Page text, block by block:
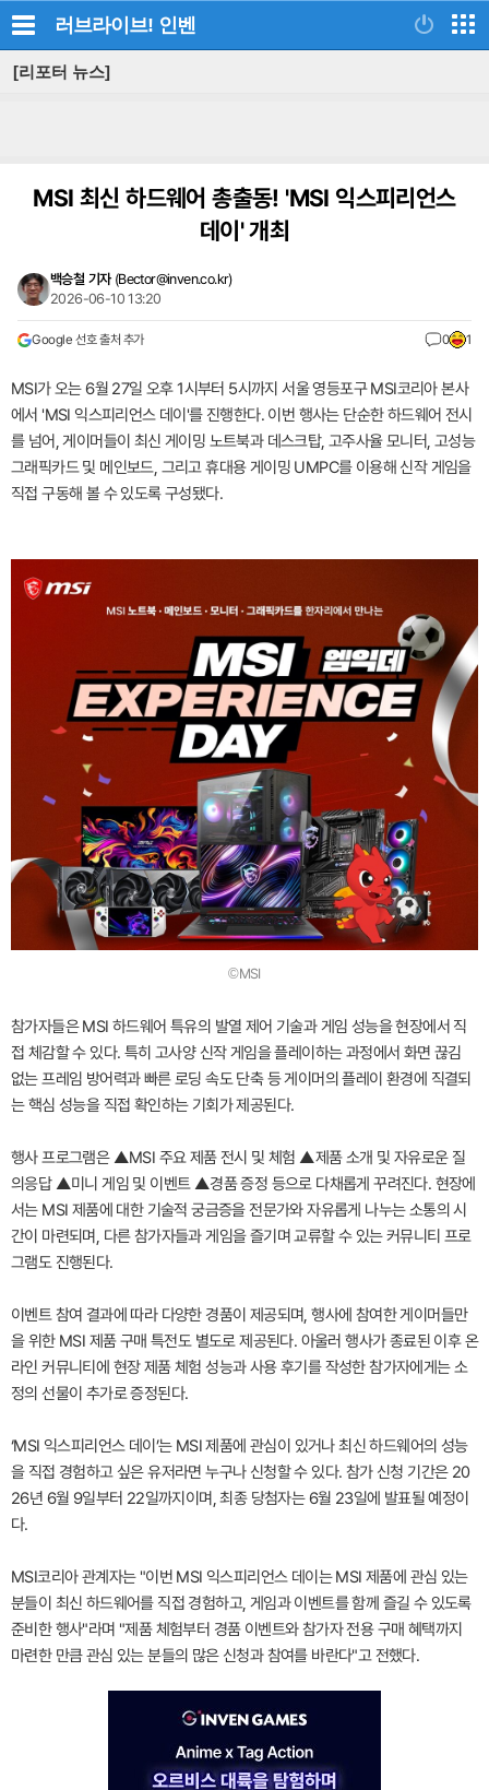
러브라이브! 인벤
[리포터 뉴스]
MSI 최신 하드웨어 총출동! 'MSI 익스피리언스
데이' 개최
백승철 기자 (Bector@inven.co.kr)
2026-06-10 13:20
Google 선호 출처 추가 0 1
MSI가 오는 6월 27일 오후 1시부터 5시까지 서울 영등포구 MSI코리아 본사
에서 'MSI 익스피리언스 데이'를 진행한다. 이번 행사는 단순한 하드웨어 전시
를 넘어, 게이머들이 최신 게이밍 노트북과 데스크탑, 고주사율 모니터, 고성능
그래픽카드 및 메인보드, 그리고 휴대용 게이밍 UMPC를 이용해 신작 게임을
직접 구동해 볼 수 있도록 구성됐다.
©MSI
참가자들은 MSI 하드웨어 특유의 발열 제어 기술과 게임 성능을 현장에서 직
접 체감할 수 있다. 특히 고사양 신작 게임을 플레이하는 과정에서 화면 끊김
없는 프레임 방어력과 빠른 로딩 속도 단축 등 게이머의 플레이 환경에 직결되
는 핵심 성능을 직접 확인하는 기회가 제공된다.
행사 프로그램은 ▲MSI 주요 제품 전시 및 체험 ▲제품 소개 및 자유로운 질
의응답 ▲미니 게임 및 이벤트 ▲경품 증정 등으로 다채롭게 꾸려진다. 현장에
서는 MSI 제품에 대한 기술적 궁금증을 전문가와 자유롭게 나누는 소통의 시
간이 마련되며, 다른 참가자들과 게임을 즐기며 교류할 수 있는 커뮤니티 프로
그램도 진행된다.
이벤트 참여 결과에 따라 다양한 경품이 제공되며, 행사에 참여한 게이머들만
을 위한 MSI 제품 구매 특전도 별도로 제공된다. 아울러 행사가 종료된 이후 온
라인 커뮤니티에 현장 제품 체험 성능과 사용 후기를 작성한 참가자에게는 소
정의 선물이 추가로 증정된다.
‘MSI 익스피리언스 데이’는 MSI 제품에 관심이 있거나 최신 하드웨어의 성능
을 직접 경험하고 싶은 유저라면 누구나 신청할 수 있다. 참가 신청 기간은 20
26년 6월 9일부터 22일까지이며, 최종 당첨자는 6월 23일에 발표될 예정이
다.
MSI코리아 관계자는 "이번 MSI 익스피리언스 데이는 MSI 제품에 관심 있는
분들이 최신 하드웨어를 직접 경험하고, 게임과 이벤트를 함께 즐길 수 있도록
준비한 행사"라며 "제품 체험부터 경품 이벤트와 참가자 전용 구매 혜택까지
마련한 만큼 관심 있는 분들의 많은 신청과 참여를 바란다"고 전했다.